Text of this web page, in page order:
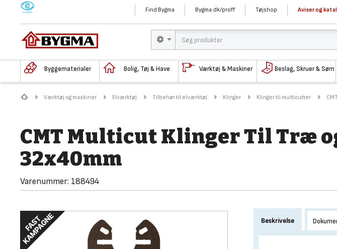
M Find Bygma Bygma.dk/proff Tøjshop Aviser og
Byggematerialer Bolig, Tøj & Have Værktøj & Maskiner Beslag, Skruer & Søm
Værktøj og maskiner Elværktøj Tilbehør til elværktøj Klinger Klinger til multicutter
CMT Multicut Klinger Til Træ
32x40mm
Varenummer: 188494
Beskrivelse